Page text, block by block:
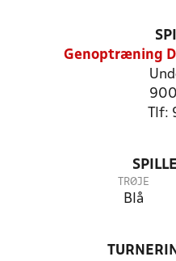
Genoptræning
Tlf:
TRØJE
Blå